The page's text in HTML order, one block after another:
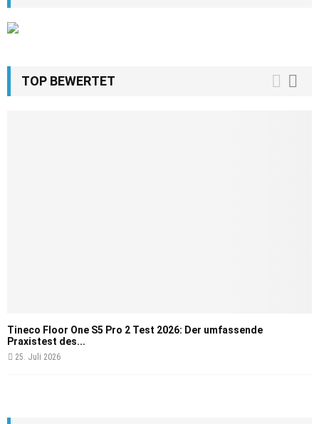
TOP BEWERTET
Tineco Floor One S5 Pro 2 Test 2026: Der umfassende
Praxistest des...
25. Juli 2026